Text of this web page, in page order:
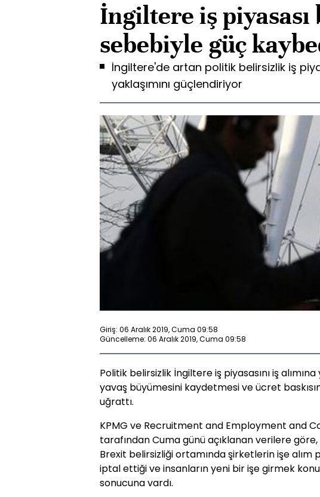
İngiltere iş
sebebiyle güç
İngiltere'de artan politik belirsizlik iş
yaklaşımını güçlendiriyor
Giriş: 06 Aralık 2019, Cuma 09:58
Güncelleme: 06 Aralık 2019, Cuma 09:58
Politik belirsizlik İngiltere iş piyasasını iş alımına
yavaş büyümesini kaydetmesi ve ücret
uğrattı.
KPMG ve Recruitment and Employment and
tarafından Cuma günü açıklanan verilere
Brexit belirsizliği ortamında şirketlerin işe alım
iptal ettiği ve insanların yeni bir işe girmek
sonucuna vardı.